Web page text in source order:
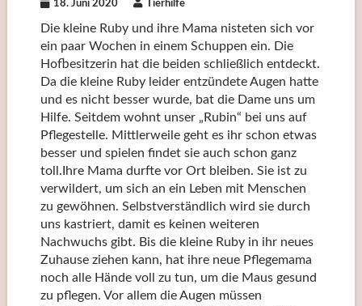
18. Juni 2020 Tierhilfe
Die kleine Ruby und ihre Mama nisteten sich vor
ein paar Wochen in einem Schuppen ein. Die
Hofbesitzerin hat die beiden schließlich entdeckt.
Da die kleine Ruby leider entzündete Augen hatte
und es nicht besser wurde, bat die Dame uns um
Hilfe. Seitdem wohnt unser „Rubin“ bei uns auf
Pflegestelle. Mittlerweile geht es ihr schon etwas
besser und spielen findet sie auch schon ganz
toll.Ihre Mama durfte vor Ort bleiben. Sie ist zu
verwildert, um sich an ein Leben mit Menschen
zu gewöhnen. Selbstverständlich wird sie durch
uns kastriert, damit es keinen weiteren
Nachwuchs gibt. Bis die kleine Ruby in ihr neues
Zuhause ziehen kann, hat ihre neue Pflegemama
noch alle Hände voll zu tun, um die Maus gesund
zu pflegen. Vor allem die Augen müssen